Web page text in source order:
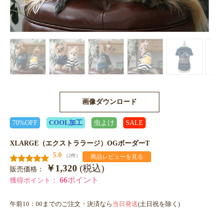
画像ダウンロード
70%OFF COOL加工 虫よけ SALE
XLARGE（エクストララージ）OGボーダーT
5.0
（2件） 商品レビューを見る
販売価格： ￥1,320 (税込)
獲得ポイント： 66ポイント
午前10：00までのご注文・決済なら 当日発送(土日祝を除く)